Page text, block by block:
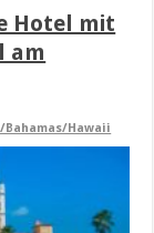
Hotel mit
am
Bahamas/Hawaii